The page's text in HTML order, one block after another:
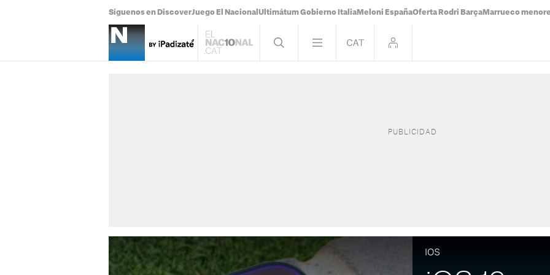
Síguenos en DiscoverJuego El Nacional Ultimátum Gobierno Italia Meloni EspañaOferta Rodri Barça Marrueco
IOS